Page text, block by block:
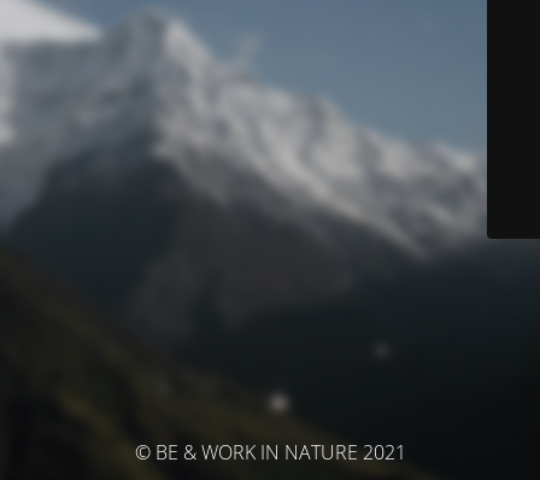
© BE & WORK IN NATURE 2021